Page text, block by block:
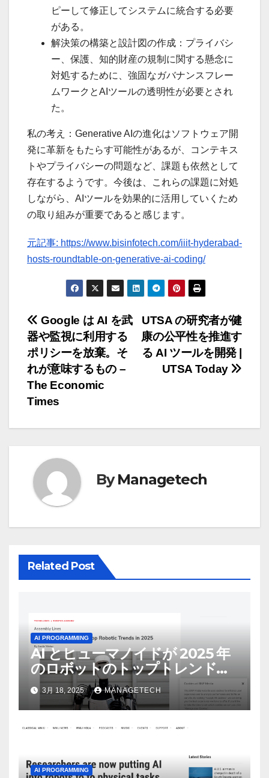
ピーして修正してシステムに統合する必要
がある。
解決策の構築と設計図の作成：プライバシ
ー、保護、知的財産の規制に関する懸念に
対処するために、強固なガバナンスフレー
ムワークとAIツールの透明性が必要とされ
た。
私の考え：Generative AIの進化はソフトウェア開
発に革新をもたらす可能性があるが、コンテキス
トやプライバシーの問題など、課題も依然として
存在するようです。今後は、これらの課題に対処
しながら、AIツールを効果的に活用していくため
の取り組みが重要であると感じます。
元記事: https://www.bisinfotech.com/iiit-hyderabad-
hosts-roundtable-on-generative-ai-coding/
投
稿
ナ
ビ
ゲ
シ
ョ
ン
UTSA の研究者が健
康の公平性を推進す
る AI ツールを開発 |
UTSA Today
Google は AI を武
器や監視に利用する
ポリシーを放棄。そ
れが意味するもの –
The Economic
Times
ByManagetech
Related Post
AI PROGRAMMING
AI とヒューマノイドが 2025 年
のロボットのトップトレンドに |
ASSEMBLY
3月 18, 2025 MANAGETECH
AI PROGRAMMING